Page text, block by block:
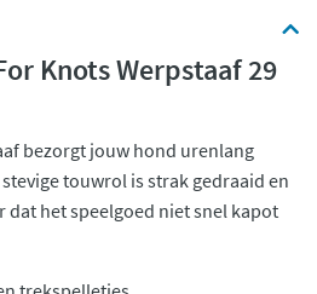
Knots Werpstaaf 29
bezorgt jouw hond urenlang
touwrol is strak gedraaid en
het speelgoed niet snel kapot